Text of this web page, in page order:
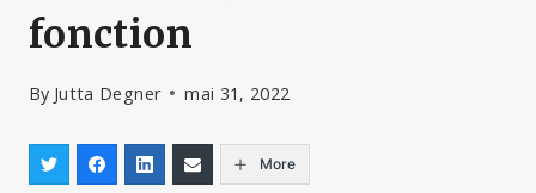
fonction
By Jutta Degner mai 31, 2022
More